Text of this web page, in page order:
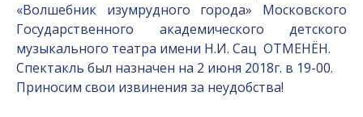
«Волшебник изумрудного города» Московского
Государственного академического детского
музыкального театра имени Н.И. Сац ОТМЕНЁН.
Спектакль был назначен на 2 июня 2018г. в 19-00.
Приносим свои извинения за неудобства!